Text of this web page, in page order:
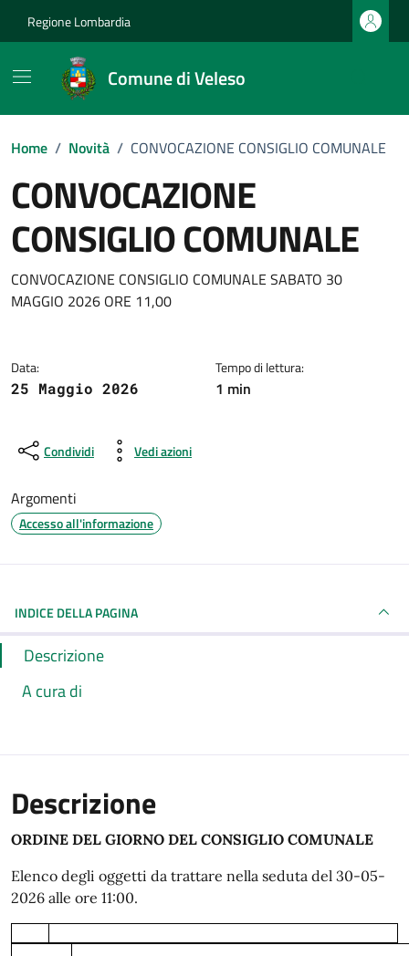
Regione Lombardia
Comune di Veleso
Home / Novità / CONVOCAZIONE CONSIGLIO COMUNALE
CONVOCAZIONE
CONSIGLIO COMUNALE
Dettagli della notizia
CONVOCAZIONE CONSIGLIO COMUNALE SABATO 30
MAGGIO 2026 ORE 11,00
Data:
25 Maggio 2026
Tempo di lettura:
1 min
Condividi Vedi azioni
Argomenti
Accesso all'informazione
INDICE DELLA PAGINA
Descrizione
A cura di
Descrizione
ORDINE DEL GIORNO DEL CONSIGLIO COMUNALE
Elenco degli oggetti da trattare nella seduta del 30-05-
2026 alle ore 11:00.